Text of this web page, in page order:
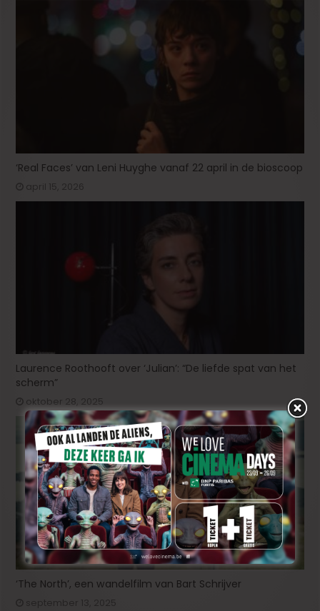
‘Real Faces’ van Leni Huyghe vanaf 22 april in de bioscoop
april 15, 2026
Laurence Roothooft over ‘Julian’: “De liefde spat van het
scherm”
oktober 28, 2025
‘The North’, een wandelfilm van Bart Schrijver
september 13, 2025